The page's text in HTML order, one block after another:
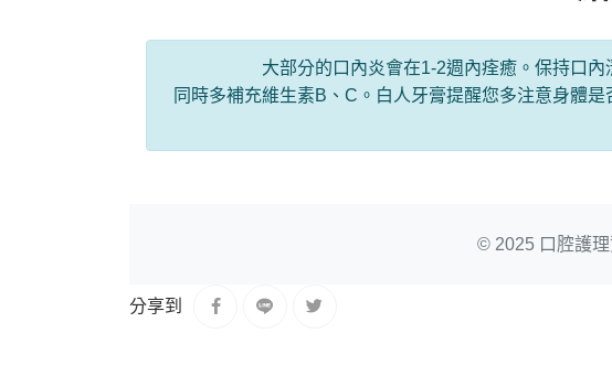
大部分的口內炎會在1-2週內痊癒。保持口
同時多補充維生素B、C。白人牙膏提醒您多注意身體
© 2025 口腔護理
分享到